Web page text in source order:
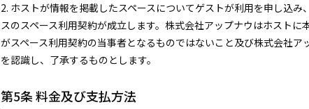
2. ホストが情報を掲載したスペースについてゲストが利用を申し込
スのスペース利用契約が成立します。株式会社アップナウはホスト
がスペース利用契約の当事者となるものではないこと及び株式会社
を認識し、了承するものとします。
第5条 料金及び支払方法